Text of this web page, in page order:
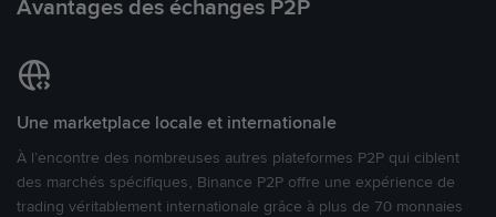
Avantages des échanges P2P
Une marketplace locale et internationale
À l’encontre des nombreuses autres plateformes P2P qui ciblent
des marchés spécifiques, Binance P2P offre une expérience de
trading véritablement internationale grâce à plus de 70 monnaies